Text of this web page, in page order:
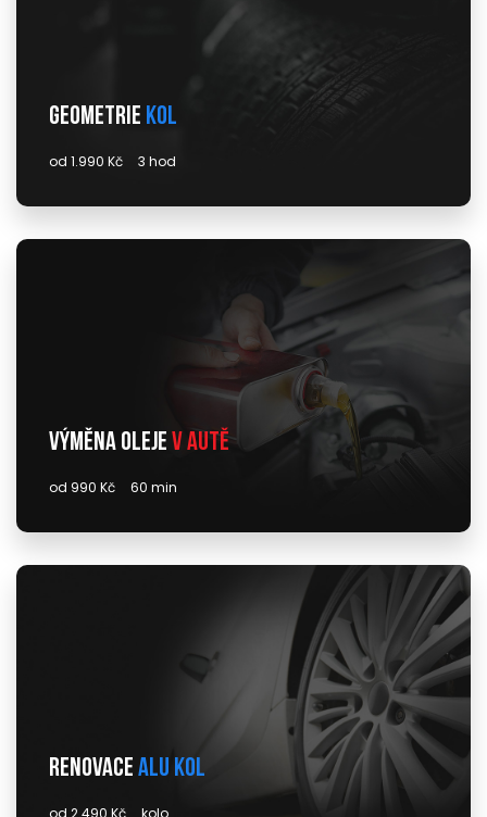
Geometrie kol
od 1.990 Kč 3 hod
Výměna oleje v autě
od 990 Kč 60 min
Renovace alu kol
od 2.490 Kč kolo